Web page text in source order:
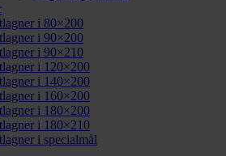
i 80×200
i 90×200
i 90×210
i 120×200
i 140×200
i 160×200
i 180×200
i 180×210
i specialmål